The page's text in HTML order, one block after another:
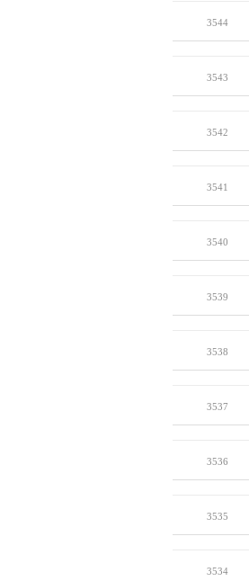
3544
3543
3542
3541
3540
3539
3538
3537
3536
3535
3534